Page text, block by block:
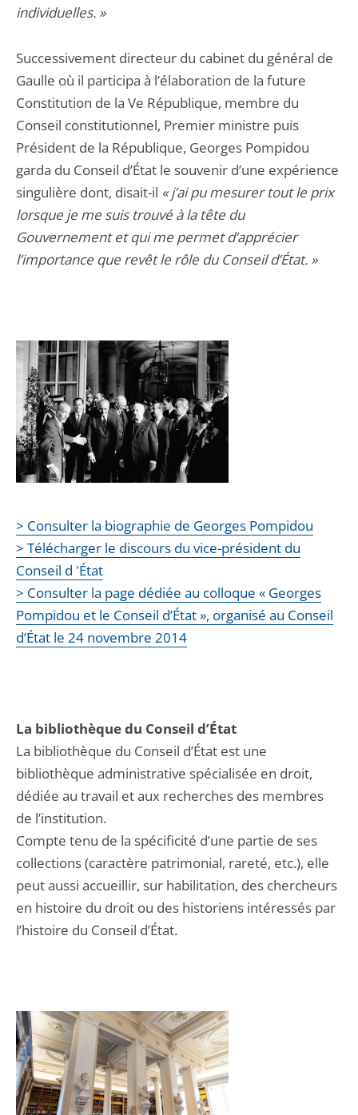
individuelles. »
Successivement directeur du cabinet du général de
Gaulle où il participa à l’élaboration de la future
Constitution de la Ve République, membre du
Conseil constitutionnel, Premier ministre puis
Président de la République, Georges Pompidou
garda du Conseil d’État le souvenir d’une expérience
singulière dont, disait-il « j’ai pu mesurer tout le prix
lorsque je me suis trouvé à la tête du
Gouvernement et qui me permet d’apprécier
l’importance que revêt le rôle du Conseil d’État. »
> Consulter la biographie de Georges Pompidou
> Télécharger le discours du vice-président du
Conseil d 'État
> Consulter la page dédiée au colloque « Georges
Pompidou et le Conseil d’État », organisé au Conseil
d’État le 24 novembre 2014
La bibliothèque du Conseil d’État
La bibliothèque du Conseil d’État est une
bibliothèque administrative spécialisée en droit,
dédiée au travail et aux recherches des membres
de l’institution.
Compte tenu de la spécificité d’une partie de ses
collections (caractère patrimonial, rareté, etc.), elle
peut aussi accueillir, sur habilitation, des chercheurs
en histoire du droit ou des historiens intéressés par
l’histoire du Conseil d’État.